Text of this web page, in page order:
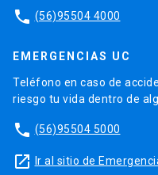
phone (56)95504 4000
EMERGENCIAS UC
Teléfono en caso de
riesgo tu vida dentro de
phone (56)95504 5000
launch Ir al sitio de